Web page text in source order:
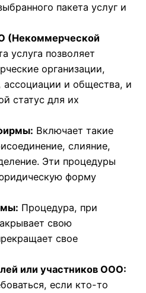
пакета услуг и
(Некоммерческой
услуга позволяет
организации,
ассоциации и общества, и
статус для их
Включает такие
слияние,
Эти процедуры
форму
Процедура, при
свою
свое
или участников ООО:
если кто-то